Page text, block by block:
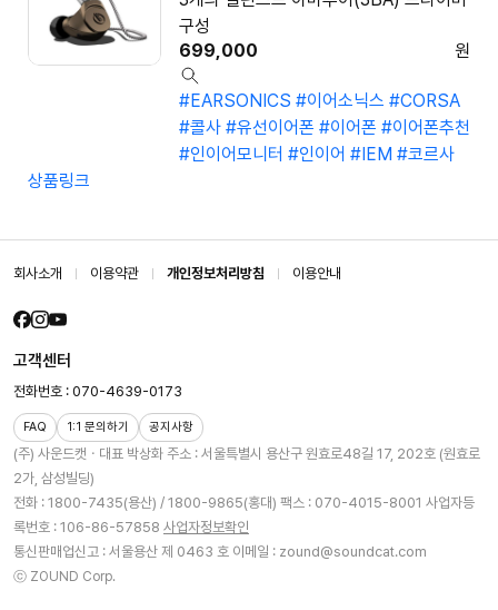
구성
699,000
원
#EARSONICS #이어소닉스 #CORSA
#콜사 #유선이어폰 #이어폰 #이어폰추천
#인이어모니터 #인이어 #IEM #코르사
상품링크
회사소개 이용약관 개인정보처리방침 이용안내
(주) 사운드캣ㆍ대표 박상화 주소 : 서울특별시 용산구 원효로48길 17, 202호 (원효로
2가, 삼성빌딩)
전화 : 1800-7435(용산) / 1800-9865(홍대) 팩스 : 070-4015-8001 사업자등
록번호 : 106-86-57858 사업자정보확인
통신판매업신고 : 서울용산 제 0463 호 이메일 : zound@soundcat.com
ⓒ ZOUND Corp.
고객센터
전화번호 : 070-4639-0173
FAQ 1:1 문의하기 공지사항